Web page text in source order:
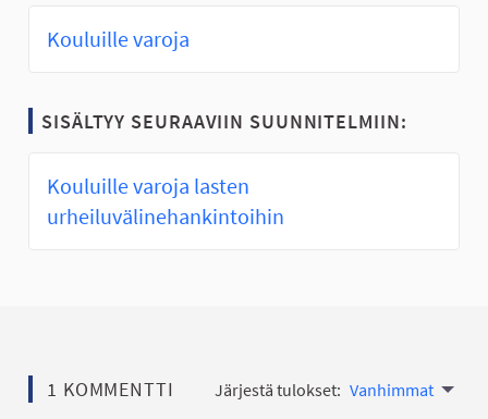
Kouluille varoja
SISÄLTYY SEURAAVIIN SUUNNITELMIIN:
Kouluille varoja lasten
urheiluvälinehankintoihin
1 KOMMENTTI Järjestä tulokset: Vanhimmat